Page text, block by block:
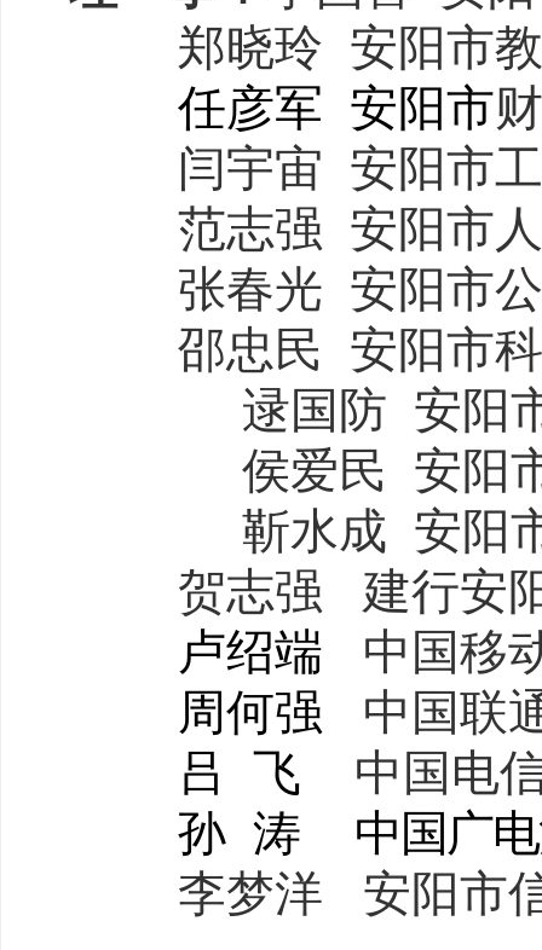
郑晓玲 安阳市
任彦军 安阳市
闫宇宙 安阳市
范志强 安阳市
张春光 安阳市
邵忠民 安阳市
逯国防 安阳
侯爱民 安阳
靳水成 安阳
贺志强
建行安
卢绍端
中国移
周何强
中国联
吕
飞
中国电
孙 涛
中国广
李梦洋
安阳市